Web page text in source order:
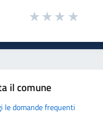
il comune
le domande frequenti